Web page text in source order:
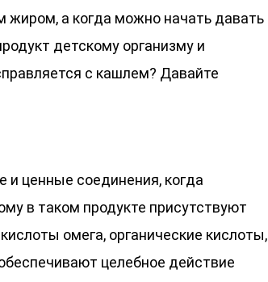
а когда можно начать давать
детскому организму и
с кашлем? Давайте
и ценные соединения, когда
в таком продукте присутствуют
омега, органические кислоты,
целебное действие